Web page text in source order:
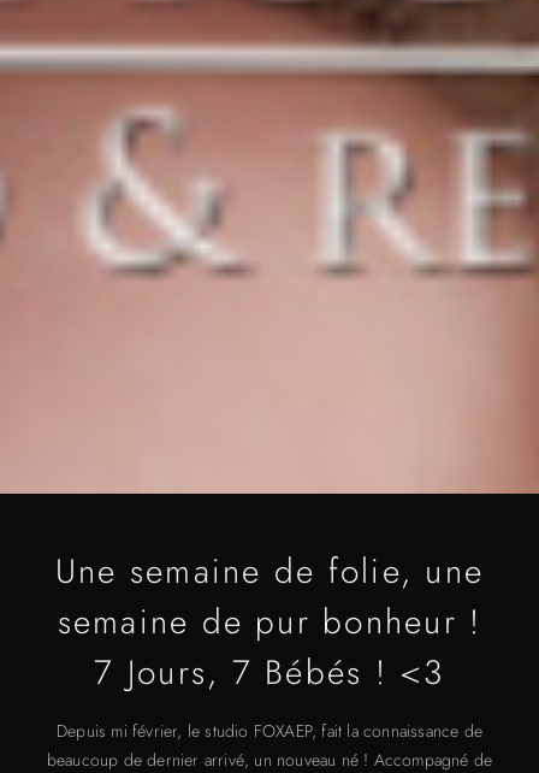
Une semaine de folie, une
semaine de pur bonheur !
7 Jours, 7 Bébés ! <3
Depuis mi février, le studio FOXAEP, fait la connaissance de
beaucoup de dernier arrivé, un nouveau né ! Accompagné de